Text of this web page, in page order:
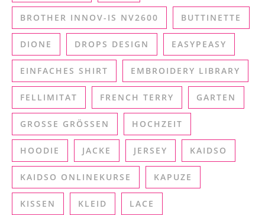
BROTHER INNOV-IS NV2600 BUTTINETTE
DIONE DROPS DESIGN EASYPEASY
EINFACHES SHIRT EMBROIDERY LIBRARY
FELLIMITAT FRENCH TERRY GARTEN
GROSSE GRÖSSEN HOCHZEIT
HOODIE JACKE JERSEY KAIDSO
KAIDSO ONLINEKURSE KAPUZE
KISSEN KLEID LACE